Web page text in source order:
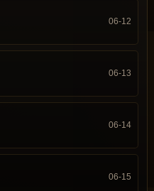
06-12
06-13
06-14
06-15